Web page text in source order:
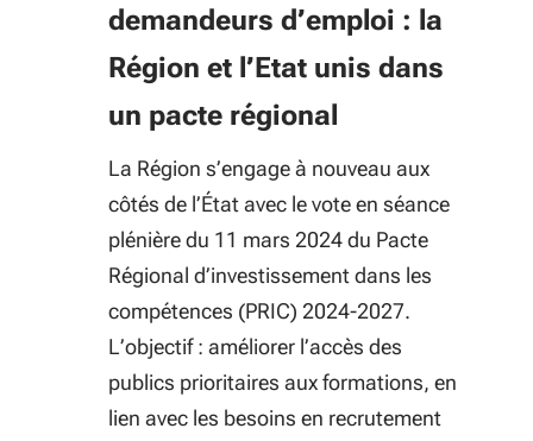
demandeurs d’emploi : la
Région et l’Etat unis dans
un pacte régional
La Région s’engage à nouveau aux
côtés de l’État avec le vote en séance
plénière du 11 mars 2024 du Pacte
Régional d’investissement dans les
compétences (PRIC) 2024-2027.
L’objectif : améliorer l’accès des
publics prioritaires aux formations, en
lien avec les besoins en recrutement